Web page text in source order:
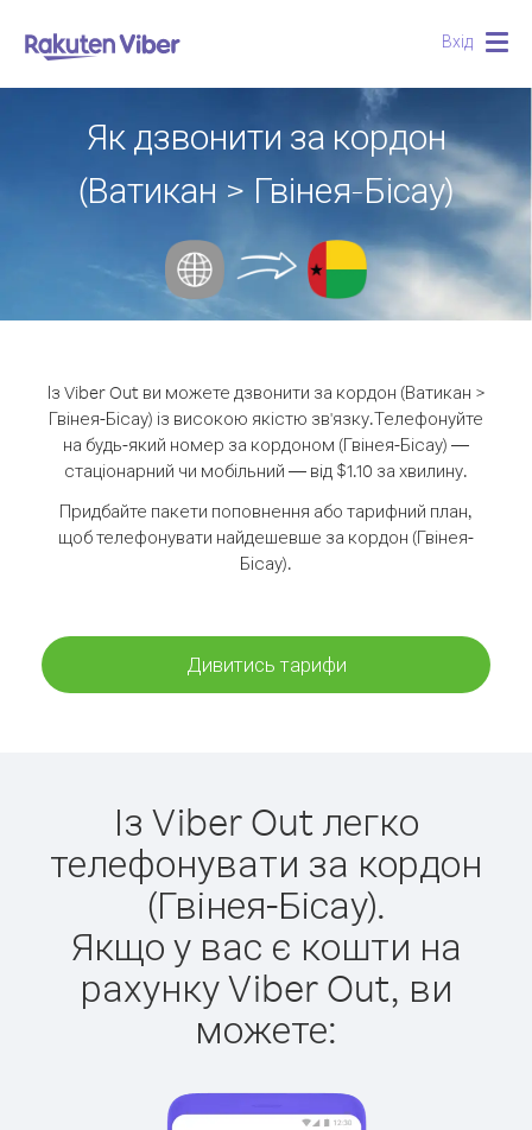
Вхід
Як дзвонити за кордон
(Ватикан > Гвінея-Бісау)
Із Viber Out ви можете дзвонити за кордон (Ватикан >
Гвінея-Бісау) із високою якістю зв'язку.Телефонуйте
на будь-який номер за кордоном (Гвінея-Бісау) —
стаціонарний чи мобільний — від $1.10 за хвилину.
Придбайте пакети поповнення або тарифний план,
щоб телефонувати найдешевше за кордон (Гвінея-
Бісау).
Дивитись тарифи
Із Viber Out легко
телефонувати за кордон
(Гвінея-Бісау).
Якщо у вас є кошти на
рахунку Viber Out, ви
можете: